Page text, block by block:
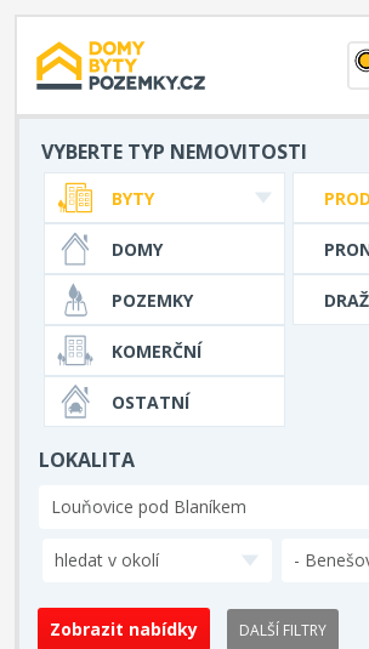
VYBERTE TYP NEMOVITOSTI
BYTY
DOMY
POZEMKY
KOMERČNÍ
OSTATNÍ
LOKALITA
hledat v okolí -
DALŠÍ FILTRY